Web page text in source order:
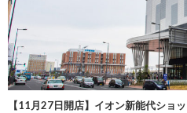
【11月27日開店】イオン新能代ショ